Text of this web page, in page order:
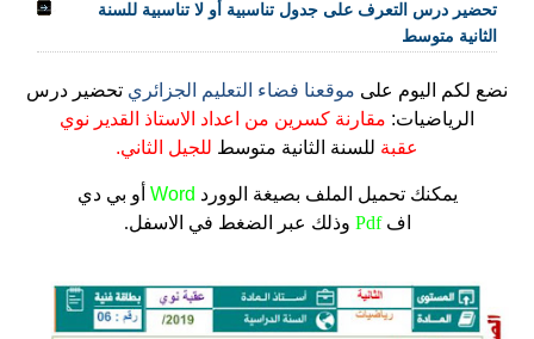
تحضير درس التعرف على جدول تناسبية أو لا تناسبية للسنة
الثانية متوسط
نضع لكم اليوم على موقعنا فضاء التعليم الجزائري تحضير درس
الرياضيات: مقارنة كسرين من اعداد الاستاذ القدير نوي
عقبة للسنة الثانية متوسط للجيل الثاني.
يمكنك تحميل الملف بصيغة الوورد Word أو بي دي
افPdf وذلك عبر الضغط في الاسفل.